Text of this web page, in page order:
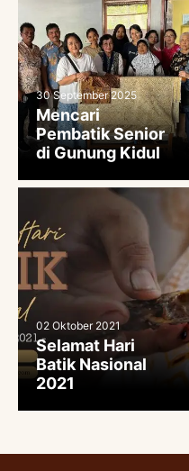
30 September 2025
Mencari
Pembatik Senior
di Gunung Kidul
02 Oktober 2021
Selamat Hari
Batik Nasional
2021